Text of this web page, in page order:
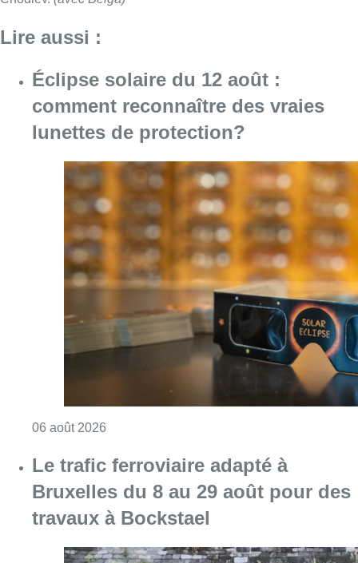
Lire aussi :
Éclipse solaire du 12 août :
comment reconnaître des vraies
lunettes de protection?
06 août 2026
Le trafic ferroviaire adapté à
Bruxelles du 8 au 29 août pour des
travaux à Bockstael